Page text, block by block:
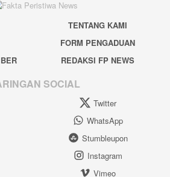
TENTANG KAMI
FORM PENGADUAN
REDAKSI FP NEWS
SOCIAL
Twitter
WhatsApp
Stumbleupon
Instagram
Vimeo